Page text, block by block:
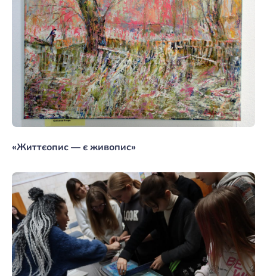
«Життєопис — є живопис»